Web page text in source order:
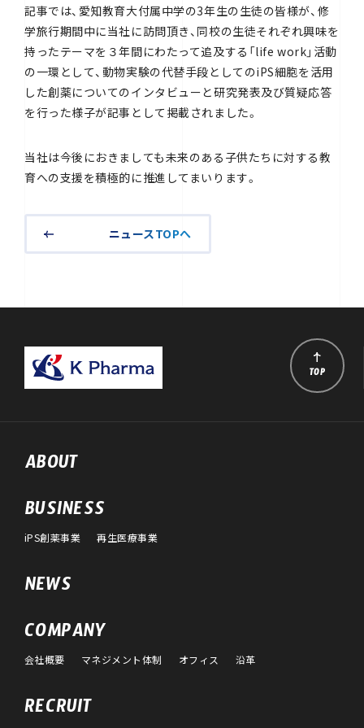
記事では、愛知教育大付属中学の3年生の生徒の皆様が、修
学旅行期間中に当社に訪問頂き、同校の生徒それぞれ興味を
持ったテーマを３年間にわたって追及する「life work」活動
の一環として、動物実験の代替手段としてのiPS細胞を活用
した創薬についてのインタビューと研究発表及び質疑応答
を行った様子が記事として掲載されました。
当社は今後におきましても未来のある子供たちに対する教
育への支援を積極的に推進してまいります。
ニュースTOPへ
ABOUT
BUSINESS
iPS創薬事業 再生医療事業
NEWS
COMPANY
会社概要 マネジメント体制 オフィス 沿革
RECRUIT
TOP